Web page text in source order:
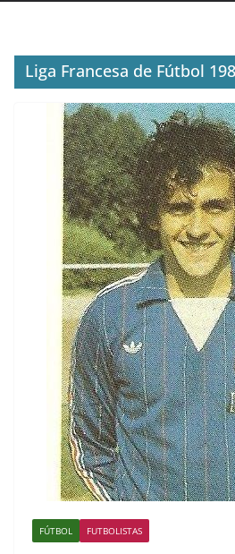
Liga Francesa de Fútbol
FÚTBOL FUTBOLISTAS